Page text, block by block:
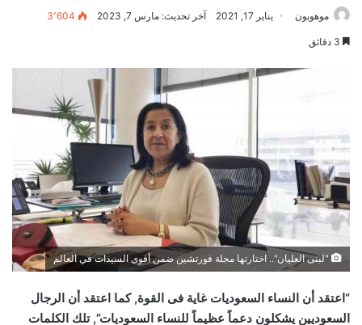
موهوبون يناير 17, 2021 آخر تحديث: مارس 7, 2023 3٬604
"لبنى العليان".. اختارتها مجلة فورتشين ضمن أقوى السيدات في العالم
“اعتقد أن النساء السعوديات غاية فى القوة, كما اعتقد أن الرجال
السعوديين يشكلون دعماً عظيماً للنساء السعوديات”, تلك الكلمات